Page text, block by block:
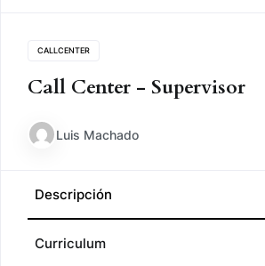
CALLCENTER
Call Center - Supervisor
Luis Machado
Descripción
Curriculum